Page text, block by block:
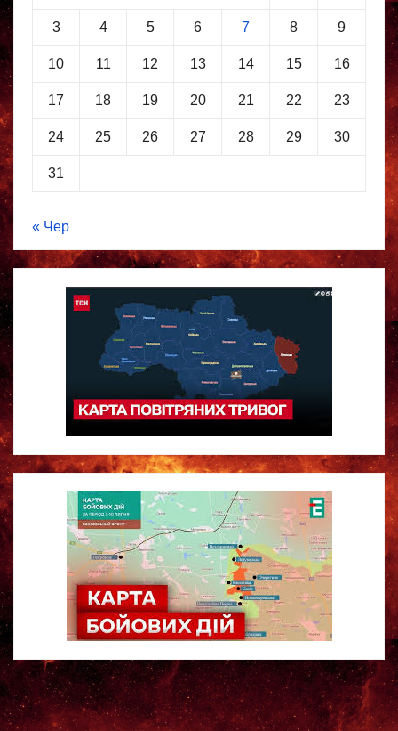
3 4 5 6 7 8 9
10 11 12 13 14 15 16
17 18 19 20 21 22 23
24 25 26 27 28 29 30
31
« Чер